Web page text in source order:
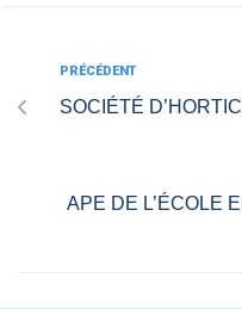
PRÉCÉDENT
SOCIÉTÉ
APE DE L’ÉCOLE